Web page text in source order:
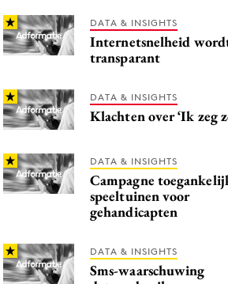
DATA & INSIGHTS
Internetsnelheid
transparant
DATA & INSIGHTS
Klachten over ‘Ik zeg
DATA & INSIGHTS
Campagne
speeltuinen voor
gehandicapten
DATA & INSIGHTS
Sms-waarschuwing